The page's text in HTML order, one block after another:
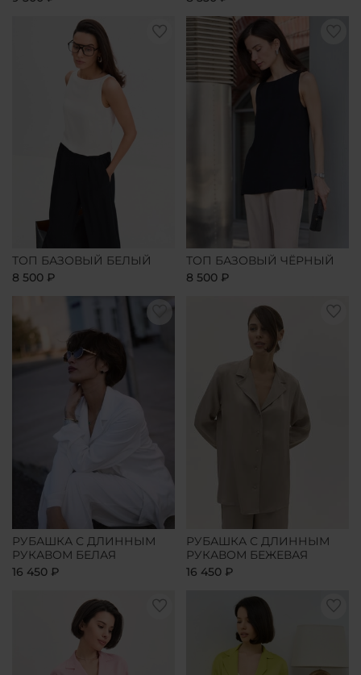
ТОП БАЗОВЫЙ БЕЛЫЙ
8 500 ₽
ТОП БАЗОВЫЙ ЧЁРНЫЙ
8 500 ₽
РУБАШКА С ДЛИННЫМ
РУКАВОМ БЕЛАЯ
16 450 ₽
РУБАШКА С ДЛИННЫМ
РУКАВОМ БЕЖЕВАЯ
16 450 ₽